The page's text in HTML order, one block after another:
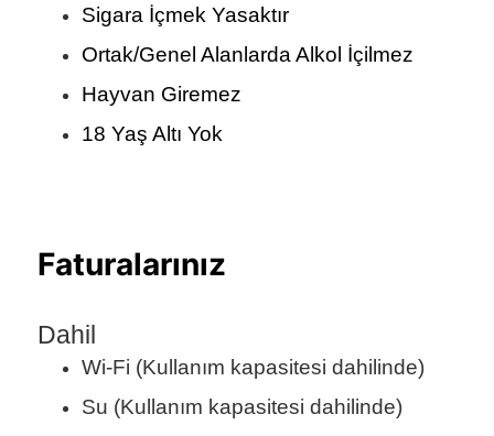
Sigara İçmek Yasaktır
Ortak/Genel Alanlarda Alkol İçilmez
Hayvan Giremez
18 Yaş Altı Yok
Faturalarınız
Dahil
Wi-Fi (Kullanım kapasitesi dahilinde)
Su (Kullanım kapasitesi dahilinde)